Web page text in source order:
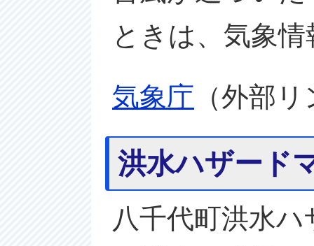
ときは、気象
気象庁 （外部
洪水ハザード
八千代町洪水